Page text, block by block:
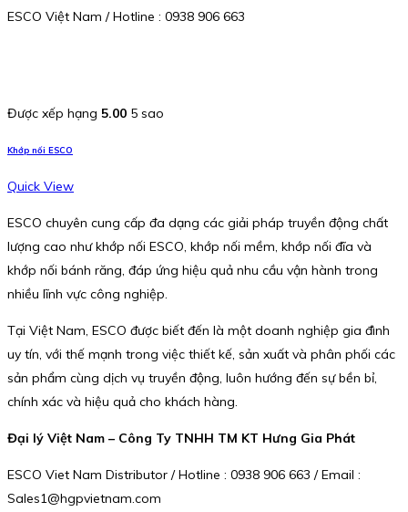
ESCO Việt Nam / Hotline : 0938 906 663
Được xếp hạng 5.00 5 sao
Khớp nối ESCO
Quick View
ESCO chuyên cung cấp đa dạng các giải pháp truyền động chất
lượng cao như khớp nối ESCO, khớp nối mềm, khớp nối đĩa và
khớp nối bánh răng, đáp ứng hiệu quả nhu cầu vận hành trong
nhiều lĩnh vực công nghiệp.
Tại Việt Nam, ESCO được biết đến là một doanh nghiệp gia đình
uy tín, với thế mạnh trong việc thiết kế, sản xuất và phân phối các
sản phẩm cùng dịch vụ truyền động, luôn hướng đến sự bền bỉ,
chính xác và hiệu quả cho khách hàng.
Đại lý Việt Nam – Công Ty TNHH TM KT Hưng Gia Phát
ESCO Viet Nam Distributor / Hotline : 0938 906 663 / Email :
Sales1@hgpvietnam.com